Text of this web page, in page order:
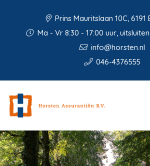
Prins Mauritslaan 10C, 6191
Ma - Vr 8:30 - 17:00 uur,
info@horsten.nl
046-4376555